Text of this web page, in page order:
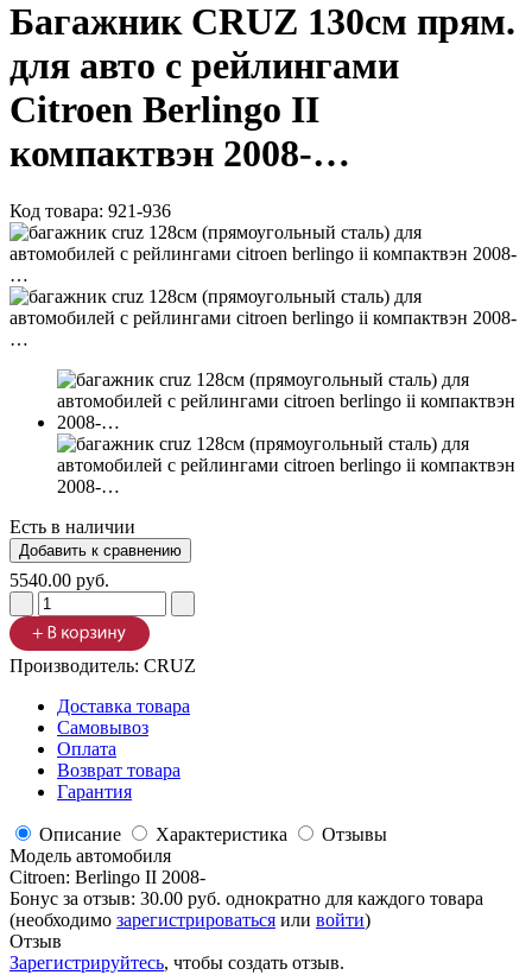
Багажник CRUZ 130см прям.
для авто с рейлингами
Citroen Berlingo II
компактвэн 2008-…
Код товара: 921-936
Есть в наличии
5540.00 руб.
Производитель: CRUZ
Доставка товара
Самовывоз
Оплата
Возврат товара
Гарантия
Описание Характеристика
Отзывы
Модель автомобиля
Citroen: Berlingo II 2008-
Бонус за отзыв: 30.00 руб. однократно для каждого товара
(необходимо зарегистрироваться или войти)
Отзыв
Зарегистрируйтесь, чтобы создать отзыв.